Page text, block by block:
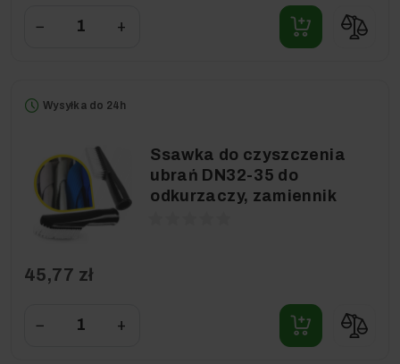
− +
Wysyłka do 24h
Ssawka do czyszczenia
ubrań DN32-35 do
odkurzaczy, zamiennik
45,77 zł
− +